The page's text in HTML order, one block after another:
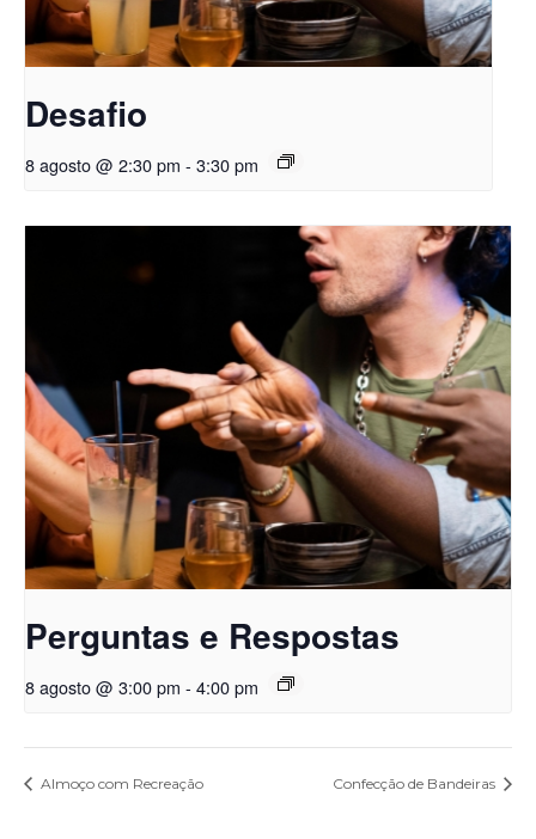
Desafio
8 agosto @ 2:30 pm - 3:30 pm
Perguntas e Respostas
8 agosto @ 3:00 pm - 4:00 pm
Almoço com Recreação Confecção de Bandeiras